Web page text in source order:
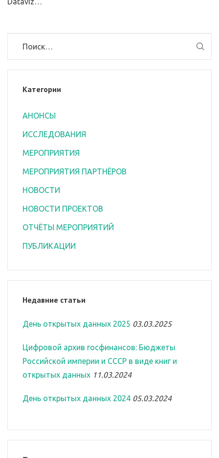
Категории
АНОНСЫ
ИССЛЕДОВАНИЯ
МЕРОПРИЯТИЯ
МЕРОПРИЯТИЯ ПАРТНЁРОВ
НОВОСТИ
НОВОСТИ ПРОЕКТОВ
ОТЧЁТЫ МЕРОПРИЯТИЙ
ПУБЛИКАЦИИ
Недавние статьи
День открытых данных 2025 03.03.2025
Цифровой архив госфинансов: Бюджеты
Российской империи и СССР в виде книг и
открытых данных 11.03.2024
День открытых данных 2024 05.03.2024